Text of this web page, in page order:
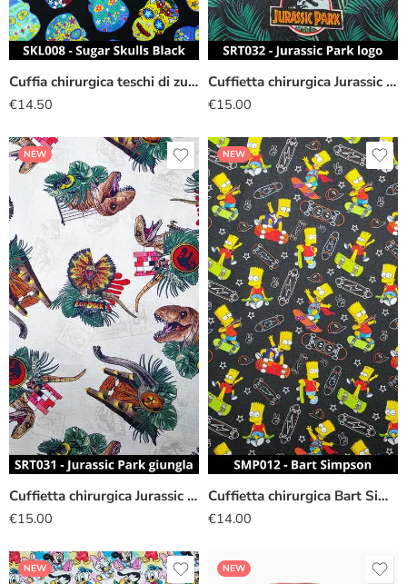
Cuffia chirurgica teschi di zucchero
€14.50
Cuffietta chirurgica Jurassic Park logo
€15.00
NEW
Cuffietta chirurgica Jurassic Park giungla
€15.00
NEW
Cuffietta chirurgica Bart Simpson
€14.00
NEW NEW